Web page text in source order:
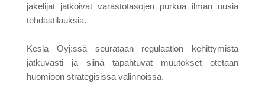
jakelijat jatkoivat varastotasojen purkua ilman uusia
tehdastilauksia.
Kesla Oyj:ssä seurataan regulaation kehittymistä
jatkuvasti ja siinä tapahtuvat muutokset otetaan
huomioon strategisissa valinnoissa.